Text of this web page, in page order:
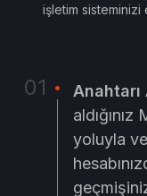
işletim sisteminizi
Anahtarı
yoluyla